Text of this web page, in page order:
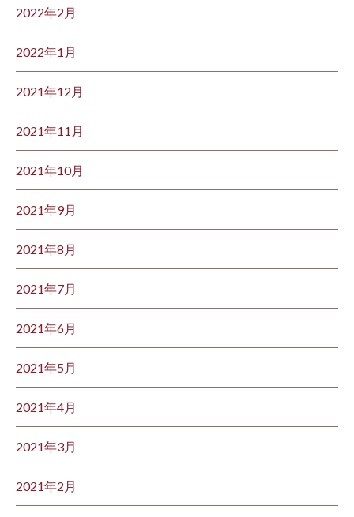
2022年2月
2022年1月
2021年12月
2021年11月
2021年10月
2021年9月
2021年8月
2021年7月
2021年6月
2021年5月
2021年4月
2021年3月
2021年2月